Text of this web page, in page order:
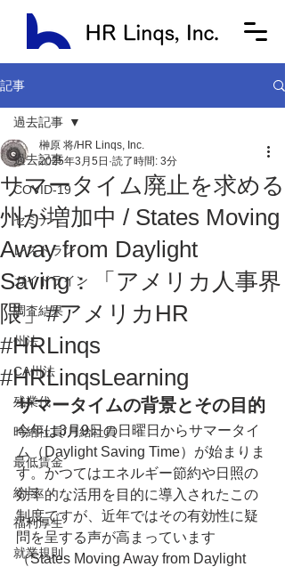
記事
過去記事
COVID-19
セミナー
レストラン
ガイドライン
調査結果
州法
CA州法
残業代
時給社員/月給社員
最低賃金
給与
福利厚生
就業規則
過去記事
サマータイム廃止を求める
州が増加中 / States Moving
Away from Daylight
Saving：「アメリカ人事界
隈」#アメリカHR
#HRLinqs
#HRLinqsLearning
榊原 将/HR Linqs, Inc.
2025年3月5日 読了時間: 3分
サマータイムの背景とその目的
今年は3月9日の日曜日からサマータイ
ム（Daylight Saving Time）が始まりま
す。かつてはエネルギー節約や日照の
効率的な活用を目的に導入されたこの
制度ですが、近年ではその有効性に疑
問を呈する声が高まっています
（States Moving Away from Daylight